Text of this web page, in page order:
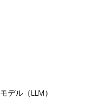
ル（LLM）